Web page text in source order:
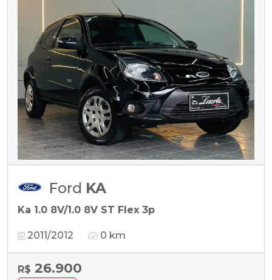
Ford KA
Ka 1.0 8V/1.0 8V ST Flex 3p
2011/2012 0 km
R$ 26.900